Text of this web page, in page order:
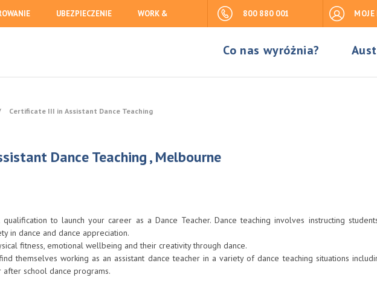
UBEZPIECZENIE WORK & 800 880 001 MOJE
Co nas wyróżnia?
Certificate III in Assistant Dance Teaching
Dance Teaching , Melbourne
to launch your career as a Dance Teacher. Dance teaching involves instructing
in dance and dance appreciation.
fitness, emotional wellbeing and their creativity through dance.
themselves working as an assistant dance teacher in a variety of dance teaching situations
after school dance programs.